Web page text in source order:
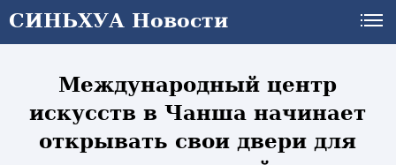
СИНЬХУА Новости
Международный центр
искусств в Чанша начинает
открывать свои двери для